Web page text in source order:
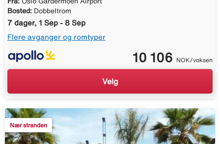
Bosted: Dobbeltrom
7 dager, 1 Sep - 8 Sep
Flere avganger og romtyper
10 106 NOK/voksen
Velg
Nær stranden